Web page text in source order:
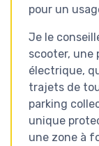
pour un
Je le
scooter,
électrique,
trajets de
parking
unique
une zone à